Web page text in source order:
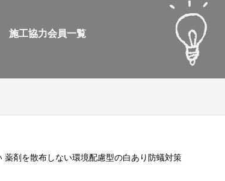
施工協力会員一覧
薬剤を散布しない環境配慮型の白あり防蟻対策